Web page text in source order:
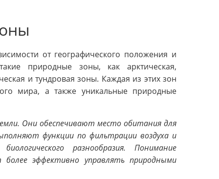
от географического положения и
природные зоны, как арктическая,
и тундровая зоны. Каждая из этих зон
мира, а также уникальные природные
Они обеспечивают место обитания для
функции по фильтрации воздуха и
разнообразия. Понимание
эффективно управлять природными